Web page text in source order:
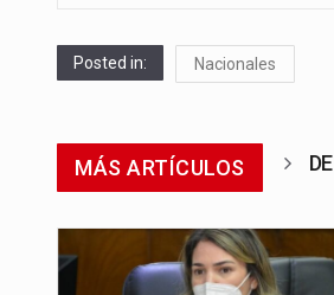
Posted in: Nacionales
MÁS ARTÍCULOS